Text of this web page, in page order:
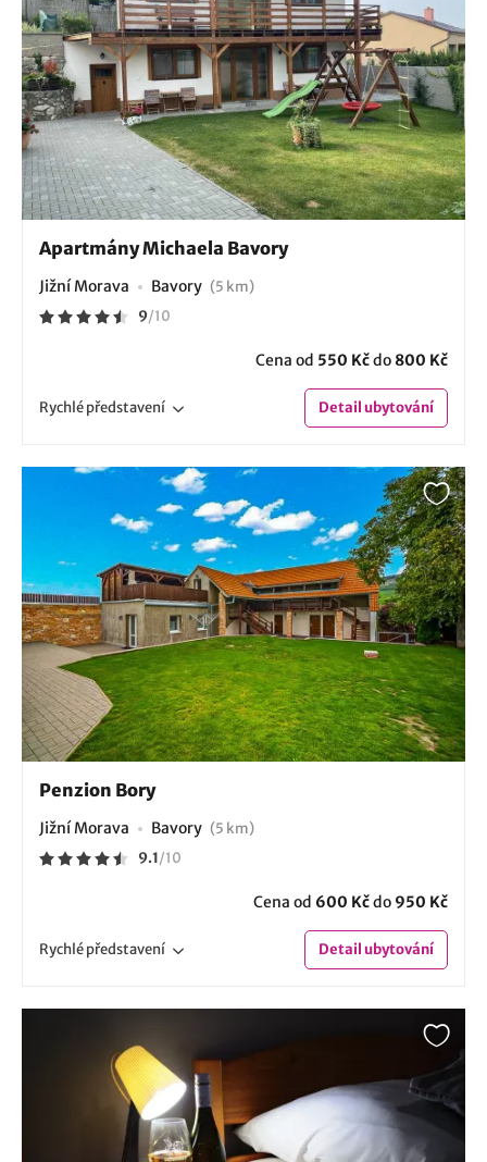
Apartmány Michaela Bavory
Jižní Morava Bavory (5 km)
9/10
Cena od 550 Kčdo 800 Kč
Rychlépředstavení Detailubytování
Penzion Bory
Jižní Morava Bavory (5 km)
9.1/10
Cena od 600 Kčdo 950 Kč
Rychlépředstavení Detailubytování